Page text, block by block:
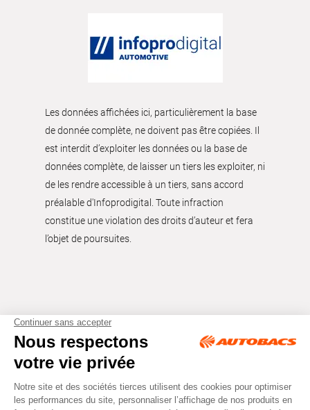
Les données affichées ici, particulièrement la base
de donnée complète, ne doivent pas être copiées. Il
est interdit d’exploiter les données ou la base de
données complète, de laisser un tiers les exploiter, ni
de les rendre accessible à un tiers, sans accord
préalable d'Infoprodigital. Toute infraction
constitue une violation des droits d’auteur et fera
l’objet de poursuites.
Tous droits réservés © Autobacs